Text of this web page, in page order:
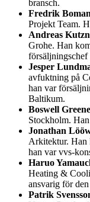
bransch.
Fredrik Boman
Projekt Team.
Andreas
Grohe. Han
Jesper
avfuktning på
han var
Baltikum.
Boswell Greene
Stockholm.
Jonathan
Arkitektur. Han
han var vvs-
Haruo
Heating &
ansvarig för
Patrik